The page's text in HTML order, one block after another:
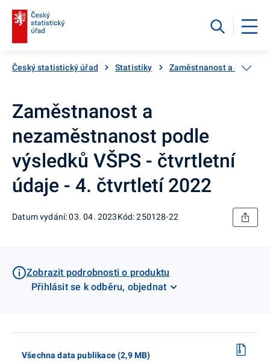
Český statistický úřad Statistiky Zaměstnanost a
Zaměstnanost a
nezaměstnanost podle
výsledků VŠPS - čtvrtletní
údaje - 4. čtvrtletí 2022
Datum vydání: 03. 04. 2023Kód: 250128-22
Zobrazit podrobnosti o produktu
Přihlásit se k odběru, objednat
Všechna data publikace (2,9 MB)